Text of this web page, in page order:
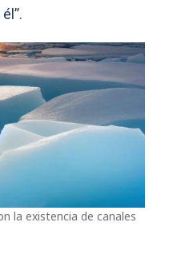
la existencia de canales